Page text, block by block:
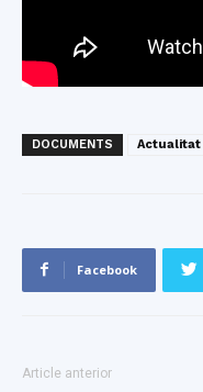
DOCUMENTS Actualitat
Facebook
Article anterior